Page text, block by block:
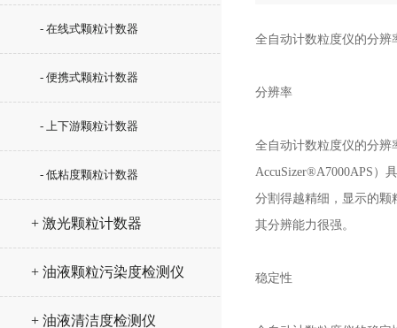
- 在线式颗粒计数器
- 便携式颗粒计数器
- 上下游颗粒计数器
- 低粘度颗粒计数器
+ 激光颗粒计数器
+ 油液颗粒污染度检测仪
+ 油液清洁度检测仪
全自动计数粒度仪的分辨
分辨率
全自动计数粒度仪的分辨
AccuSizer®A7000APS）
分割得越精细，显示的颗
其分辨能力很强。
稳定性